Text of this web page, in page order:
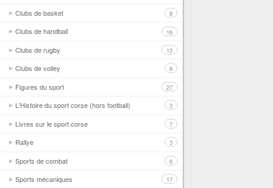
Clubs de basket 8
Clubs de handball 16
Clubs de rugby 13
Clubs de volley 8
Figures du sport 27
L'Histoire du sport corse (hors football) 3
Livres sur le sport corse 7
Rallye 3
Sports de combat 6
Sports mécaniques 17